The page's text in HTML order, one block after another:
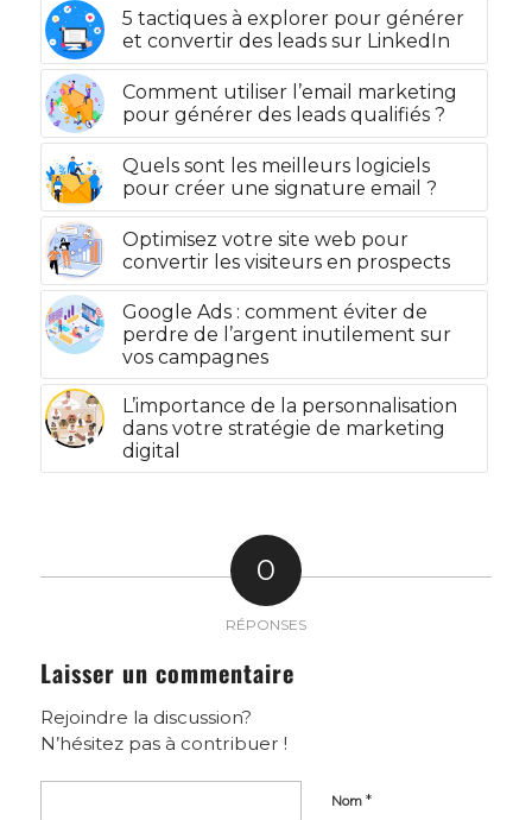
5 tactiques à explorer pour générer
et convertir des leads sur LinkedIn
Comment utiliser l’email marketing
pour générer des leads qualifiés ?
Quels sont les meilleurs logiciels
pour créer une signature email ?
Optimisez votre site web pour
convertir les visiteurs en prospects
Google Ads : comment éviter de
perdre de l’argent inutilement sur
vos campagnes
L’importance de la personnalisation
dans votre stratégie de marketing
digital
0
RÉPONSES
Laisser un commentaire
Rejoindre la discussion?
N’hésitez pas à contribuer !
Nom *